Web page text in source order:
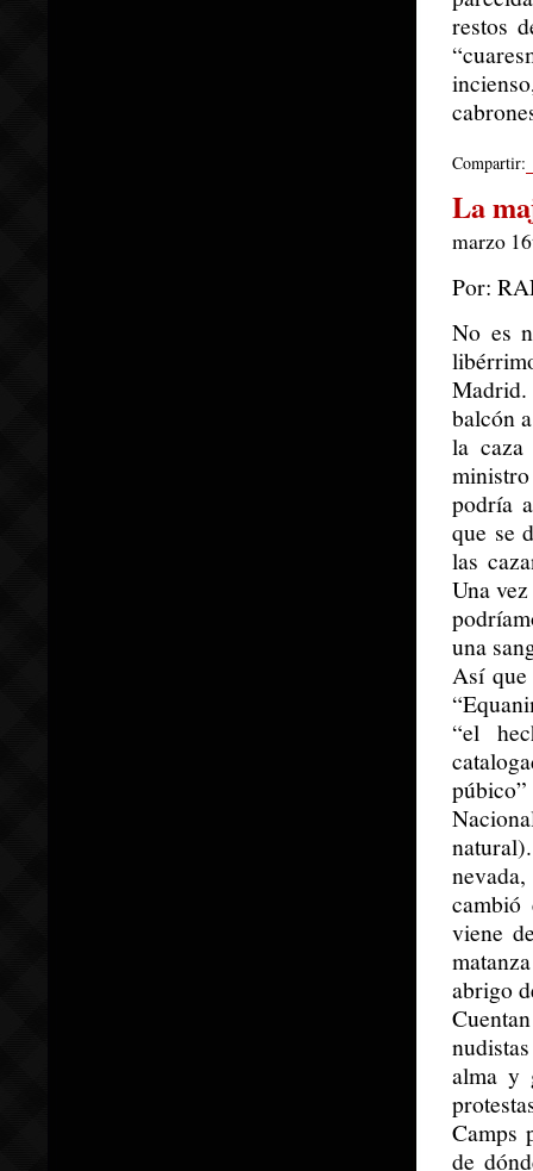
restos
Compartir:
La
marzo
Por:
No es
balcón
la
podría
que se
las
Una
una
Así
“el
viene
abrigo
alma y
Camps
de